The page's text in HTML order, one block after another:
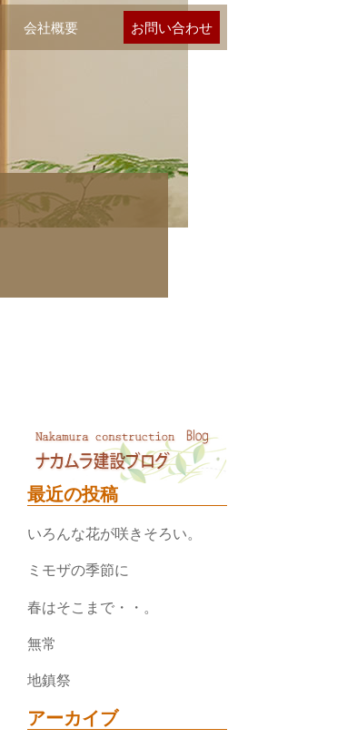
会社概要 お問い合わせ
最近の投稿
いろんな花が咲きそろい。
ミモザの季節に
春はそこまで・・。
無常
地鎮祭
アーカイブ